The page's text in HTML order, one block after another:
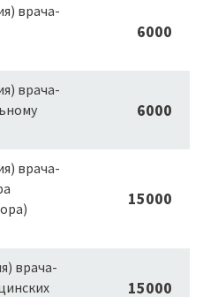
врача-
6000
врача-
6000
врача-
15000
врача-
15000